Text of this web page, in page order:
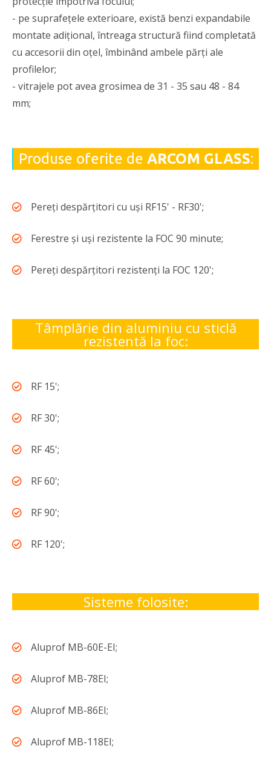
- pe suprafeţele exterioare, există benzi expandabile
montate adiţional, întreaga structură fiind completată
cu accesorii din oţel, îmbinând ambele părţi ale
profilelor;
- vitrajele pot avea grosimea de 31 - 35 sau 48 - 84
mm;
Produse oferite de ARCOM GLASS:
Pereți despărțitori cu uși RF15' - RF30';
Ferestre și uși rezistente la FOC 90 minute;
Pereți despărțitori rezistenți la FOC 120';
Tâmplărie din aluminiu cu sticlă
rezistentă la foc:
RF 15';
RF 30';
RF 45';
RF 60';
RF 90';
RF 120';
Sisteme folosite:
Aluprof MB-60E-EI;
Aluprof MB-78EI;
Aluprof MB-86EI;
Aluprof MB-118EI;